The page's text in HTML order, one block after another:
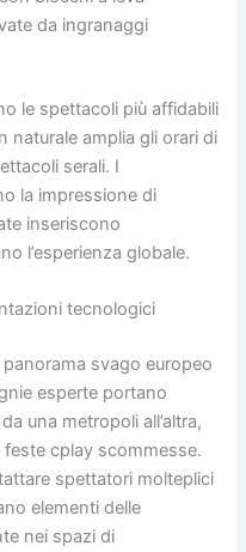
da ingranaggi
le spettacoli più affidabili
naturale amplia gli orari di
serali. I
la impressione di
inseriscono
l’esperienza globale.
tecnologici
svago europeo
esperte portano
una metropoli all’altra,
cplay scommesse.
spettatori molteplici
elementi delle
nei spazi di